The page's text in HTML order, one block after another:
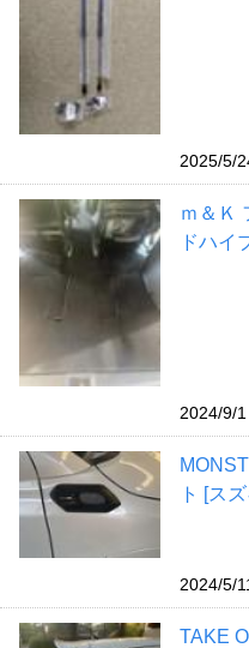
2025/5/
ｍ＆Ｋ
ドハイ
2024/9/
ト [ス
2024/5/
TAKE